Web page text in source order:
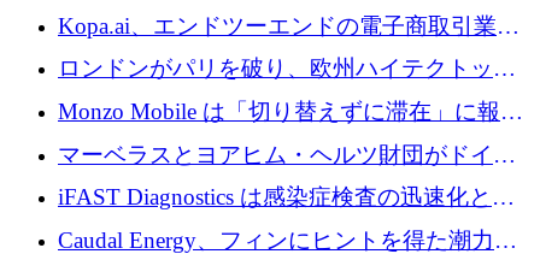
トラクチャ システムの拡張に 5,000 万ドルを
確保
Kopa.ai、エンドツーエンドの電子商取引業務
用の AI エージェントを構築するために 200
万ユーロを調達
ロンドンがパリを破り、欧州ハイテクトップ
の座を奪還
Monzo Mobile は「切り替えずに滞在」に報酬
を与える
マーベラスとヨアヒム・ヘルツ財団がドイツ
の商業化ギャップを埋めるために2,000万ユー
ロのディープテック基金を立ち上げる
iFAST Diagnostics は感染症検査の迅速化と抗
菌薬耐性への取り組みに 500 万ポンドを寄付
Caudal Energy、フィンにヒントを得た潮力発